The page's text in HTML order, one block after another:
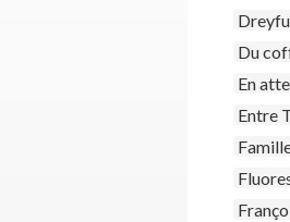
Du
En
Entre